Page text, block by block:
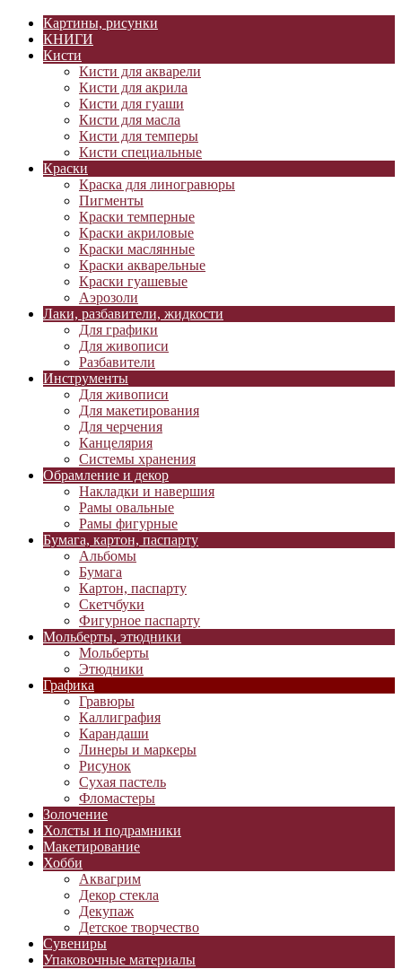
Картины, рисунки
КНИГИ
Кисти
Кисти для акварели
Кисти для акрила
Кисти для гуаши
Кисти для масла
Кисти для темперы
Кисти специальные
Краски
Краска для линогравюры
Пигменты
Краски темперные
Краски акриловые
Краски маслянные
Краски акварельные
Краски гуашевые
Аэрозоли
Лаки, разбавители, жидкости
Для графики
Для живописи
Разбавители
Инструменты
Для живописи
Для макетирования
Для черчения
Канцелярия
Системы хранения
Обрамление и декор
Накладки и навершия
Рамы овальные
Рамы фигурные
Бумага, картон, паспарту
Альбомы
Бумага
Картон, паспарту
Скетчбуки
Фигурное паспарту
Мольберты, этюдники
Мольберты
Этюдники
Графика
Гравюры
Каллиграфия
Карандаши
Линеры и маркеры
Рисунок
Сухая пастель
Фломастеры
Золочение
Холсты и подрамники
Макетирование
Хобби
Аквагрим
Декор стекла
Декупаж
Детское творчество
Сувениры
Упаковочные материалы